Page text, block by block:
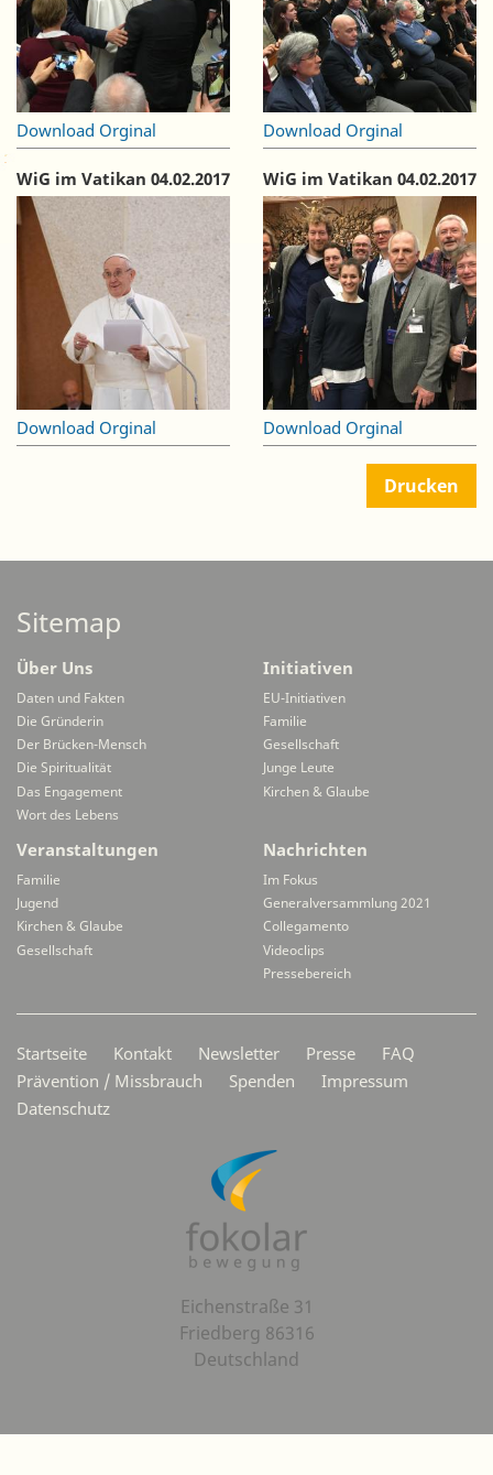
Download Orginal Download Orginal
WiG im Vatikan 04.02.2017
Download Orginal
WiG im Vatikan 04.02.2017
Download Orginal
Drucken
Sitemap
Über Uns
Daten und Fakten
Die Gründerin
Der Brücken-Mensch
Die Spiritualität
Das Engagement
Wort des Lebens
Initiativen
EU-Initiativen
Familie
Gesellschaft
Junge Leute
Kirchen & Glaube
Veranstaltungen
Familie
Jugend
Kirchen & Glaube
Gesellschaft
Nachrichten
Im Fokus
Generalversammlung 2021
Collegamento
Videoclips
Pressebereich
Startseite Kontakt Newsletter Presse
FAQ
Prävention / Missbrauch
Spenden
Impressum
Datenschutz
Eichenstraße 31
Friedberg 86316
Deutschland